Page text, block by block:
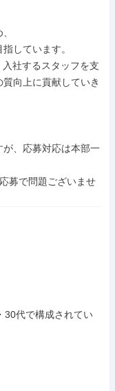
しています。
社するスタッフを支
向上に貢献していき
、応募対応は本部一
募で問題ございませ
30代で構成されてい